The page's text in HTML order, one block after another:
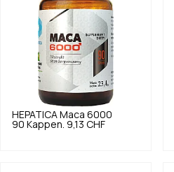
HEPATICA Maca 6000
90 Kappen. 9,13 CHF